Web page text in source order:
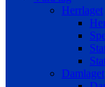
Herrlaget
Damlaget